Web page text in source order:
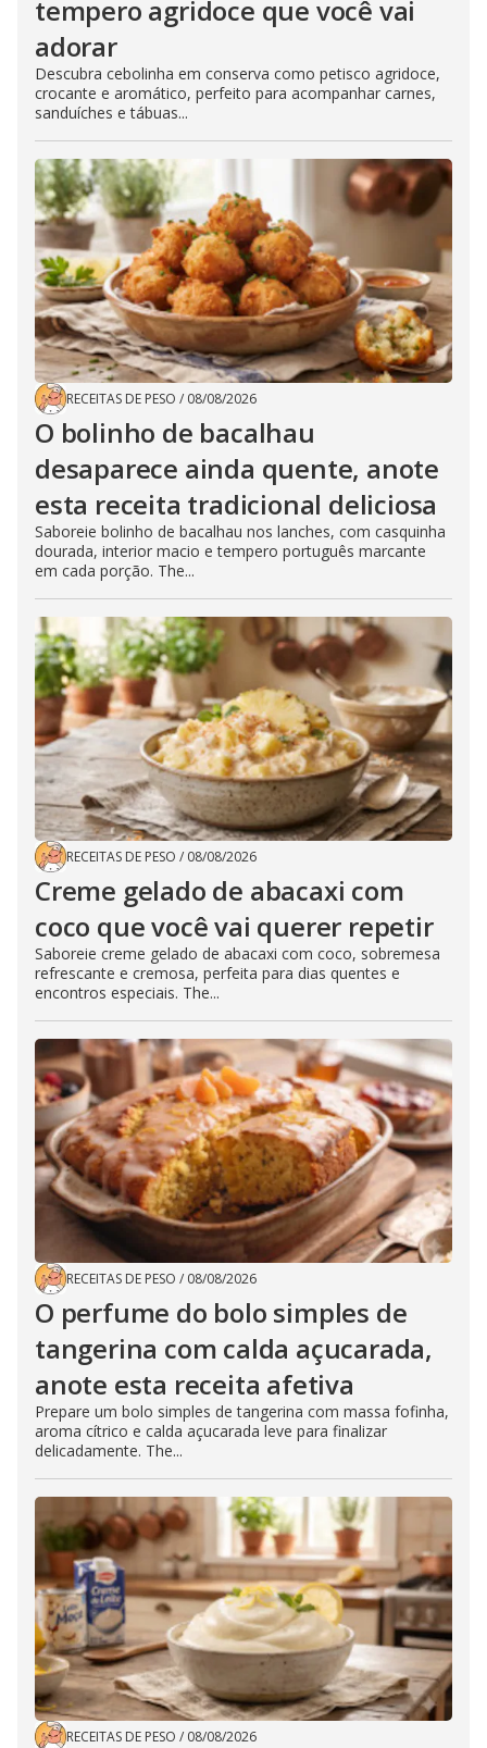
tempero agridoce que você vai
adorar
Descubra cebolinha em conserva como petisco agridoce,
crocante e aromático, perfeito para acompanhar carnes,
sanduíches e tábuas...
RECEITAS DE PESO / 08/08/2026
O bolinho de bacalhau
desaparece ainda quente, anote
esta receita tradicional deliciosa
Saboreie bolinho de bacalhau nos lanches, com casquinha
dourada, interior macio e tempero português marcante
em cada porção. The...
RECEITAS DE PESO / 08/08/2026
Creme gelado de abacaxi com
coco que você vai querer repetir
Saboreie creme gelado de abacaxi com coco, sobremesa
refrescante e cremosa, perfeita para dias quentes e
encontros especiais. The...
RECEITAS DE PESO / 08/08/2026
O perfume do bolo simples de
tangerina com calda açucarada,
anote esta receita afetiva
Prepare um bolo simples de tangerina com massa fofinha,
aroma cítrico e calda açucarada leve para finalizar
delicadamente. The...
RECEITAS DE PESO / 08/08/2026